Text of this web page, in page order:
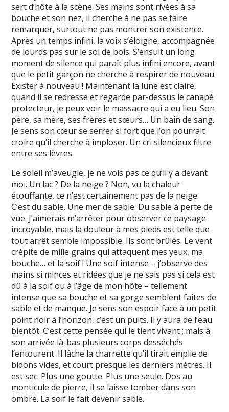
sert d’hôte à la scène. Ses mains sont rivées à sa
bouche et son nez, il cherche à ne pas se faire
remarquer, surtout ne pas montrer son existence.
Après un temps infini, la voix s’éloigne, accompagnée
de lourds pas sur le sol de bois. S’ensuit un long
moment de silence qui paraît plus infini encore, avant
que le petit garçon ne cherche à respirer de nouveau.
Exister à nouveau ! Maintenant la lune est claire,
quand il se redresse et regarde par-dessus le canapé
protecteur, je peux voir le massacre qui a eu lieu. Son
père, sa mère, ses frères et sœurs… Un bain de sang.
Je sens son cœur se serrer si fort que l’on pourrait
croire qu’il cherche à imploser. Un cri silencieux filtre
entre ses lèvres.
Le soleil m’aveugle, je ne vois pas ce qu’il y a devant
moi. Un lac ? De la neige ? Non, vu la chaleur
étouffante, ce n’est certainement pas de la neige.
C’est du sable. Une mer de sable. Du sable à perte de
vue. J’aimerais m’arrêter pour observer ce paysage
incroyable, mais la douleur à mes pieds est telle que
tout arrêt semble impossible. Ils sont brûlés. Le vent
crépite de mille grains qui attaquent mes yeux, ma
bouche… et la soif ! Une soif intense – j’observe des
mains si minces et ridées que je ne sais pas si cela est
dû à la soif ou à l’âge de mon hôte – tellement
intense que sa bouche et sa gorge semblent faites de
sable et de manque. Je sens son espoir face à un petit
point noir à l’horizon, c’est un puits. Il y aura de l’eau
bientôt. C’est cette pensée qui le tient vivant ; mais à
son arrivée là-bas plusieurs corps desséchés
l’entourent. Il lâche la charrette qu’il tirait emplie de
bidons vides, et court presque les derniers mètres. Il
est sec. Plus une goutte. Plus une seule. Dos au
monticule de pierre, il se laisse tomber dans son
ombre. La soif le fait devenir sable.